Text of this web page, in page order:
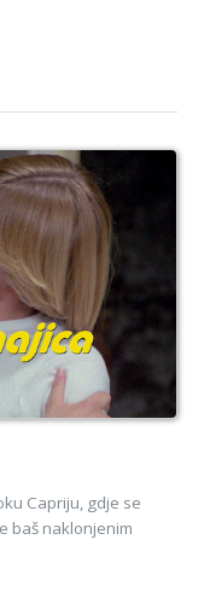
Capriju, gdje se
baš naklonjenim